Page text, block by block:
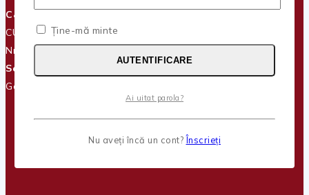
C&A PROFILE STEEL SOLUTION SRL
CUI:
RO37709088
Nr. reg. com.:
Sediu social:
Galati, Jud. Galati, România
Ține-mă minte
AUTENTIFICARE
Ai uitat parola?
Nu aveți încă un cont?Înscrieți